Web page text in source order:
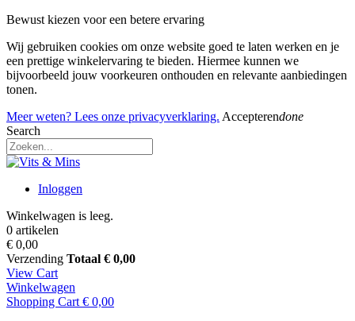
Bewust kiezen voor een betere ervaring
Wij gebruiken cookies om onze website goed te laten werken en je
een prettige winkelervaring te bieden. Hiermee kunnen we
bijvoorbeeld jouw voorkeuren onthouden en relevante aanbiedingen
tonen.
Meer weten? Lees onze privacyverklaring. Accepterendone
Search
Inloggen
Winkelwagen is leeg.
0 artikelen
€ 0,00
Verzending Totaal € 0,00
View Cart
Winkelwagen
Shopping Cart € 0,00